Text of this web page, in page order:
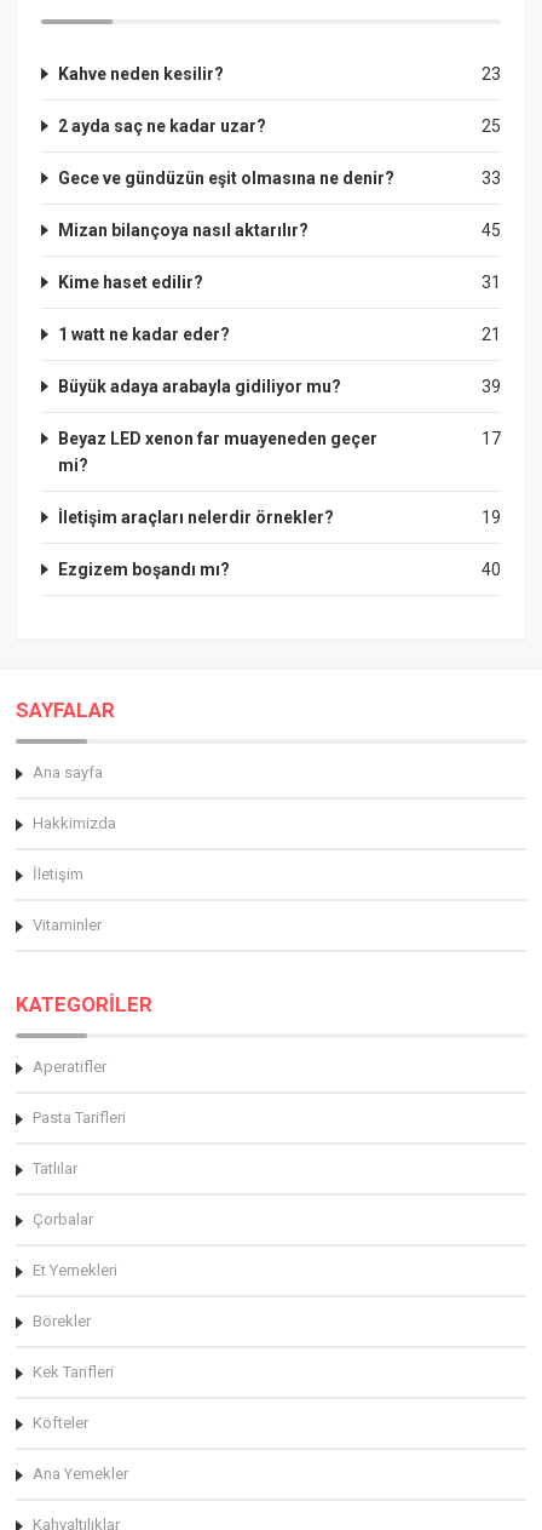
23
Kahve neden kesilir?
25
2 ayda saç ne kadar uzar?
33
Gece ve gündüzün eşit olmasına ne denir?
45
Mizan bilançoya nasıl aktarılır?
31
Kime haset edilir?
21
1 watt ne kadar eder?
39
Büyük adaya arabayla gidiliyor mu?
17
Beyaz LED xenon far muayeneden geçer
mi?
19
İletişim araçları nelerdir örnekler?
40
Ezgizem boşandı mı?
SAYFALAR
Ana sayfa
Hakkimizda
İletişim
Vitaminler
KATEGORİLER
Aperatifler
Pasta Tarifleri
Tatlılar
Çorbalar
Et Yemekleri
Börekler
Kek Tarifleri
Köfteler
Ana Yemekler
Kahvaltılıklar